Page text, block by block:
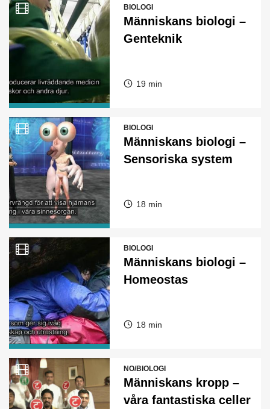
BIOLOGI
Människans biologi –
Genteknik
19 min
BIOLOGI
Människans biologi –
Sensoriska system
18 min
BIOLOGI
Människans biologi –
Homeostas
18 min
NO/BIOLOGI
Människans kropp –
våra fantastiska celler